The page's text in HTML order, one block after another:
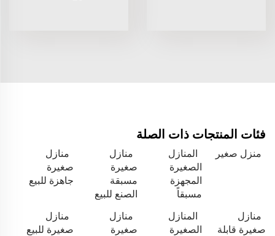
فئات المنتجات ذات الصلة
منزل صغير
المنازل
الصغيرة
المجهزة
مسبقاً
منازل
صغيرة
مسبقة
الصنع للبيع
منازل
صغيرة
جاهزة للبيع
منازل
صغيرة قابلة
المنازل
الصغيرة
منازل
صغيرة
منازل
صغيرة للبيع